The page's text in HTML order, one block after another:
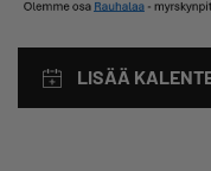
LISÄÄ